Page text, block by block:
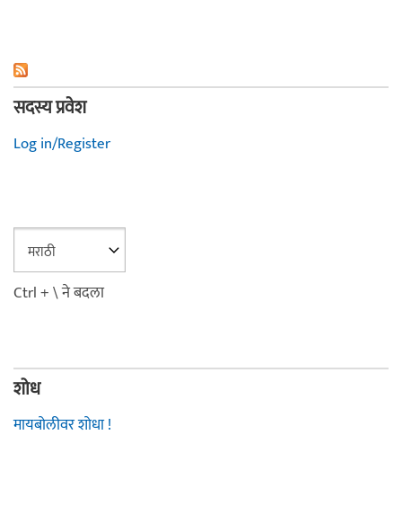
सदस्य प्रवेश
Log in/Register
Ctrl + \ ने बदला
शोध
मायबोलीवर शोधा !